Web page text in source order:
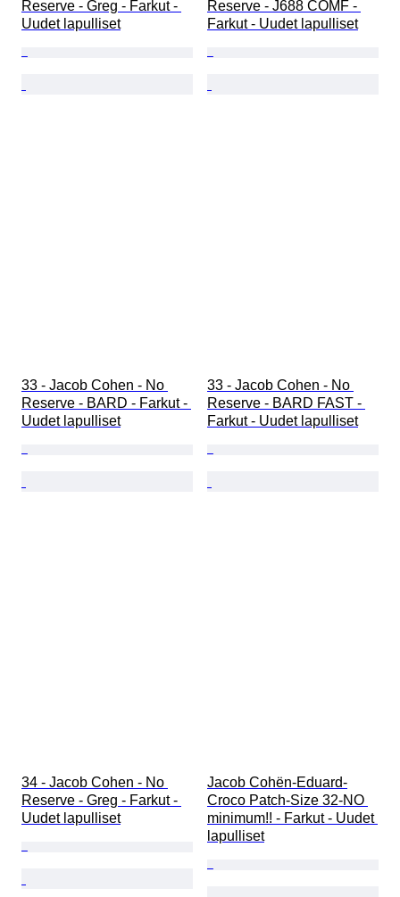
Reserve - Greg - Farkut -
Uudet lapulliset
Reserve - J688 COMF -
Farkut - Uudet lapulliset
33 - Jacob Cohen - No
Reserve - BARD - Farkut -
Uudet lapulliset
33 - Jacob Cohen - No
Reserve - BARD FAST -
Farkut - Uudet lapulliset
34 - Jacob Cohen - No
Reserve - Greg - Farkut -
Uudet lapulliset
Jacob Cohën-Eduard-
Croco Patch-Size 32-NO
minimum!! - Farkut - Uudet
lapulliset